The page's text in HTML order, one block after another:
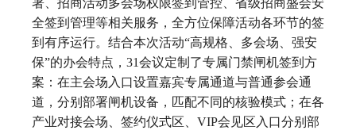
署、招商活动多会场权限签到管控、省级招商盛会安
全签到管理等相关服务，全方位保障活动各环节的签
到有序运行。结合本次活动“高规格、多会场、强安
保”的办会特点，31会议定制了专属门禁闸机签到方
案：在主会场入口设置嘉宾专属通道与普通参会通
道，分别部署闸机设备，匹配不同的核验模式；在各
产业对接会场、签约仪式区、VIP会见区入口分别部